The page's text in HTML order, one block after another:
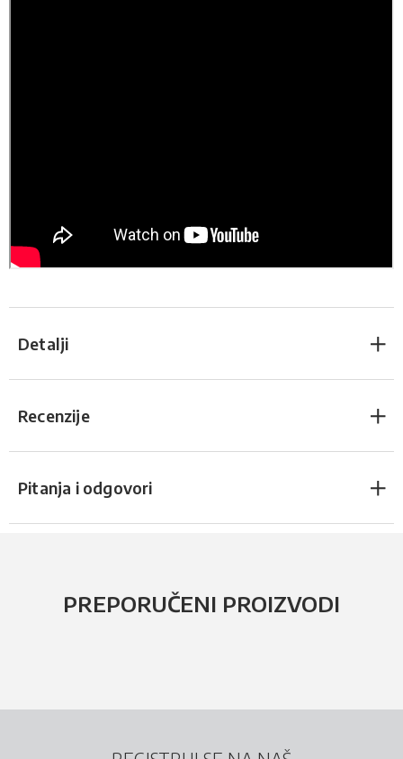
Detalji
Recenzije
Pitanja i odgovori
PREPORUČENI PROIZVODI